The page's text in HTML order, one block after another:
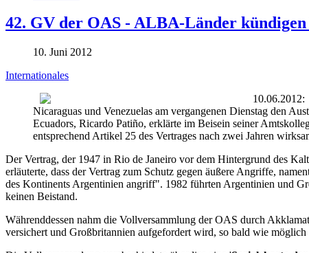
42. GV der OAS - ALBA-Länder
10. Juni 2012
Internationales
10.06.2012:
Nicaraguas und Venezuelas am vergangenen Dienstag den
Ecuadors, Ricardo Patiño, erklärte im Beisein seiner
entsprechend Artikel 25 des Vertrages nach zwei Jahren
Der Vertrag, der 1947 in Rio de Janeiro vor dem Hintergrund des
erläuterte, dass der Vertrag zum Schutz gegen äußere Angriffe,
des Kontinents Argentinien angriff". 1982 führten Argentinien und
keinen Beistand.
Währenddessen nahm die Vollversammlung der OAS durch
versichert und Großbritannien aufgefordert wird, so bald wie